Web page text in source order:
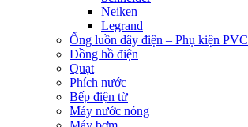
Neiken
Legrand
Ống luồn dây điện – Phụ kiện PVC
Đồng hồ điện
Quạt
Phích nước
Bếp điện từ
Máy nước nóng